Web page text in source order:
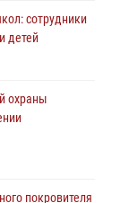
сотрудники
детей
охраны
покровителя